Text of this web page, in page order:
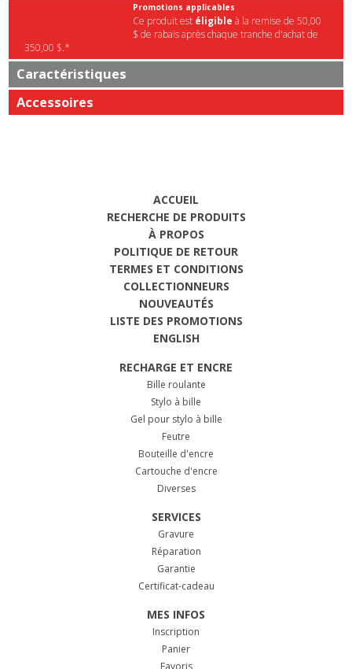
Promotions applicables
Ce produit est éligible à la remise de 50,00
$ de rabais après chaque tranche d'achat de
350,00 $.*
Caractéristiques
Accessoires
ACCUEIL
RECHERCHE DE PRODUITS
À PROPOS
POLITIQUE DE RETOUR
TERMES ET CONDITIONS
COLLECTIONNEURS
NOUVEAUTÉS
LISTE DES PROMOTIONS
ENGLISH
RECHARGE ET ENCRE
Bille roulante
Stylo à bille
Gel pour stylo à bille
Feutre
Bouteille d'encre
Cartouche d'encre
Diverses
SERVICES
Gravure
Réparation
Garantie
Certificat-cadeau
MES INFOS
Inscription
Panier
Favoris